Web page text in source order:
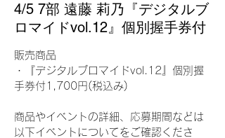
4/5 7部 遠藤 莉乃『デジタルブ
ロマイドvol.12』個別握手券付
販売商品
・『デジタルブロマイドvol.12』個別握
手券付1,700円(税込み)
商品やイベントの詳細、応募期間などは
以下イベントについてをご確認くださ